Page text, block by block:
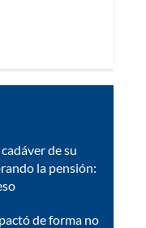
de su
la pensión:
de forma no